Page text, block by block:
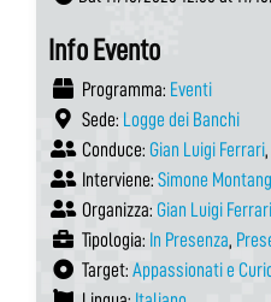
Info Evento
Programma: Eventi
Sede: Logge dei Banchi
Conduce: Gian Luigi Ferrari,
Interviene: Simone
Organizza: Gian Luigi Ferrari
Tipologia: In Presenza,
Target: Appassionati e